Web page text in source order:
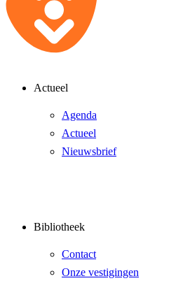
Actueel
Agenda
Actueel
Nieuwsbrief
Bibliotheek
Contact
Onze vestigingen